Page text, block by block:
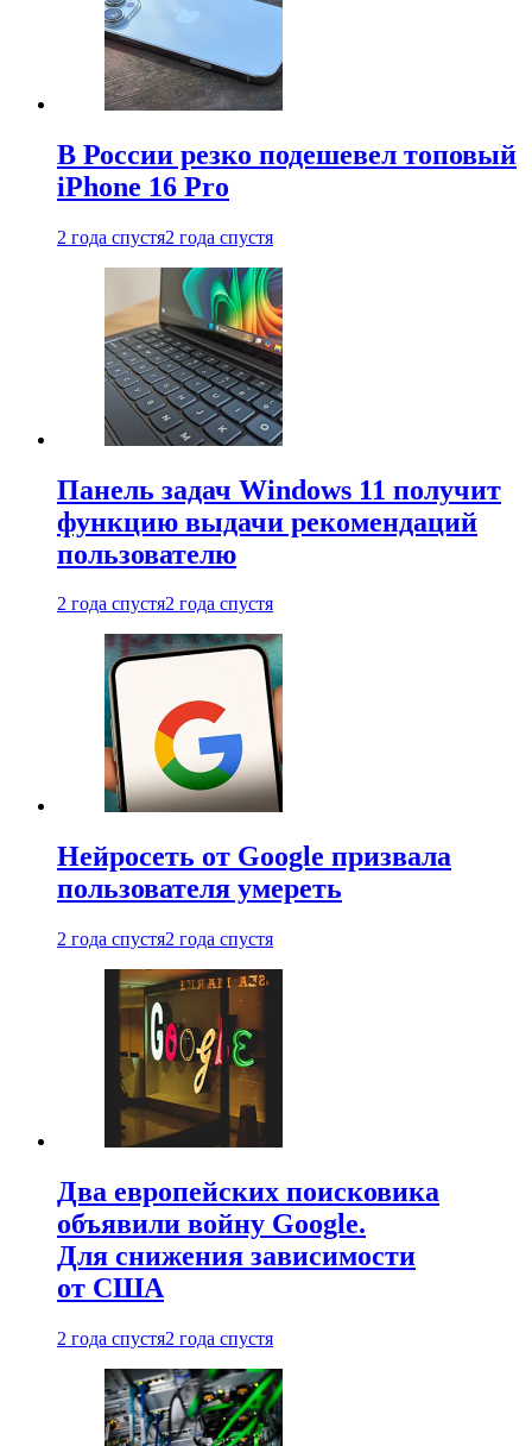
В России резко подешевел топовый
iPhone 16 Pro
2 года спустя2 года спустя
Панель задач Windows 11 получит
функцию выдачи рекомендаций
пользователю
2 года спустя2 года спустя
Нейросеть от Google призвала
пользователя умереть
2 года спустя2 года спустя
Два европейских поисковика
объявили войну Google.
Для снижения зависимости
от США
2 года спустя2 года спустя